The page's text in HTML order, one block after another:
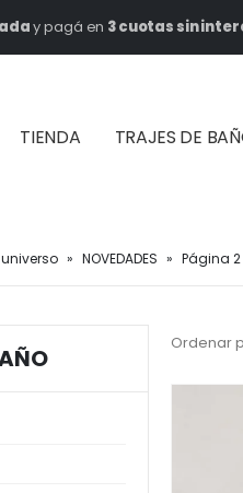
y pagá en 3 cuotas sin
TIENDA TRAJES DE
» NOVEDADES » Página 2
Ordenar